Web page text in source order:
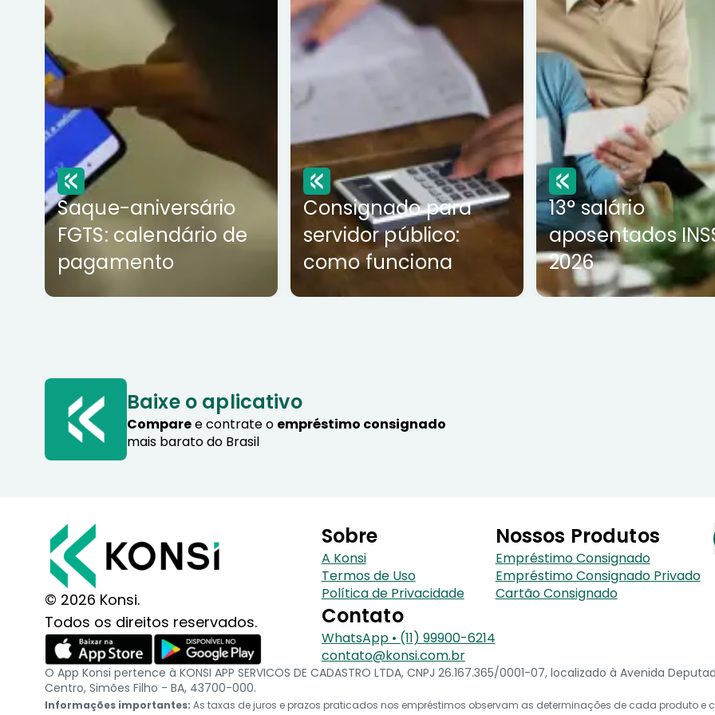
Saque-aniversário
FGTS: calendário de
pagamento
Consignado para
servidor público:
como funciona
13° salário
aposentados
2026
Baixe o aplicativo
Comparee contrate o empréstimo consignado
mais barato do Brasil
© 2026 Konsi.
Todos os direitos reservados.
Sobre
A Konsi
Termos de Uso
Política de Privacidade
Contato
WhatsApp • (11) 99900-6214
contato@konsi.com.br
Nossos Produtos
Empréstimo Consignado
Empréstimo Consignado Privado
Cartão Consignado
O App Konsi pertence à KONSI APP SERVICOS DE CADASTRO LTDA, CNPJ 26.167.365/0001-07, localizado à Avenida
Centro, Simões Filho - BA, 43700-000.
Informações importantes: As taxas de juros e prazos praticados nos empréstimos observam as determinações de cada produto